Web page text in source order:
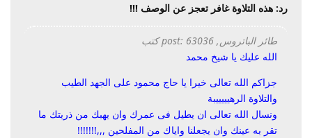
رد: هذه التلاوة غافر تعجز عن الوصف !!!
طائر الباتروس, post: 63036 كتب
الله عليك يا شيخ محمد
جزاكم الله تعالى خيرا يا حاج محمود على الجهد الطيب
والتلاوة الرهيييييبة
ونسال الله تعالى ان يطيل فى عمرك وان يهبك من ذريتك ما
تقر به عينك وان يجعلنا واياك من المفلحين ,,,!!!!!!!